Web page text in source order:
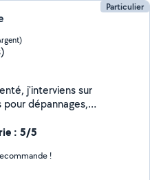
Particulier
j'interviens sur
dépannages,
de bain complètes avec
Disponible et réactif,
: 5/5
!